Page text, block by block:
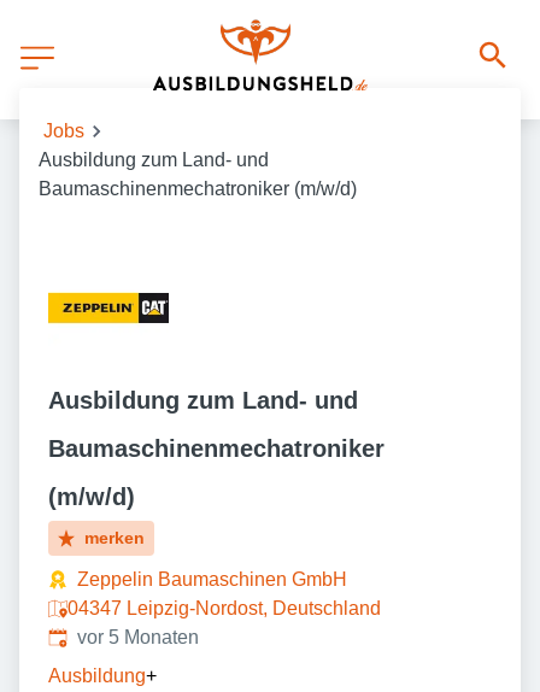
Jobs
Ausbildung zum Land- und
Baumaschinenmechatroniker (m/w/d)
Ausbildung zum Land- und
Baumaschinenmechatroniker
(m/w/d)
merken
Zeppelin Baumaschinen GmbH
04347 Leipzig-Nordost, Deutschland
Veröffentlicht:
vor 5 Monaten
Ausbildung+